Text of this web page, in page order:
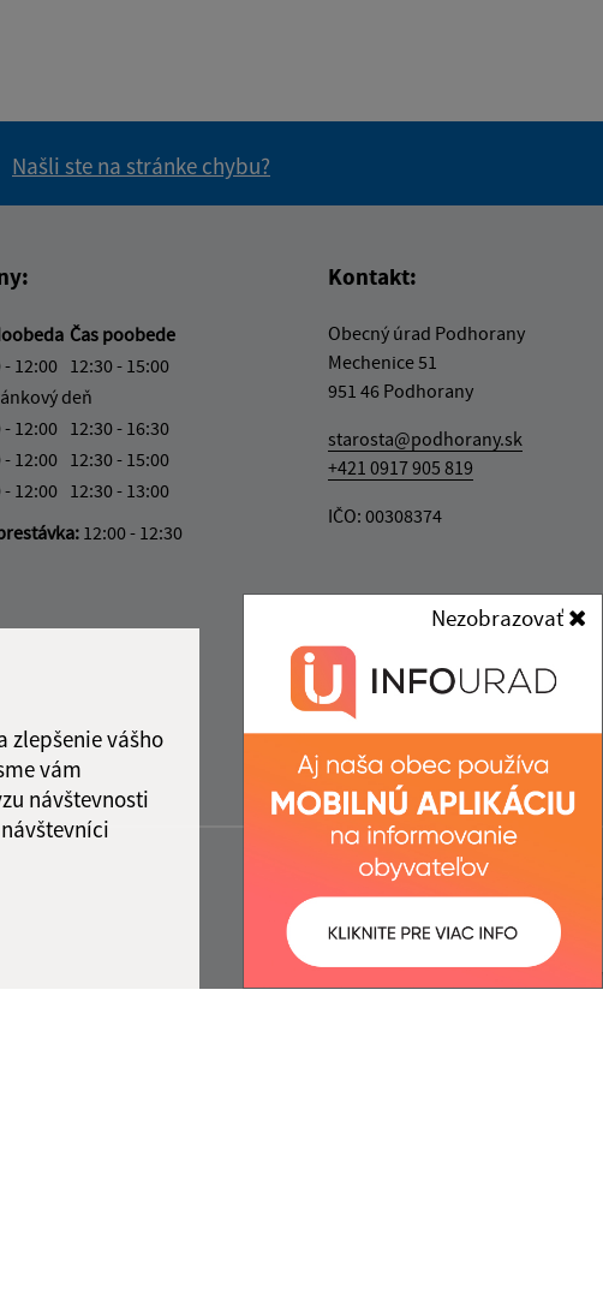
zlepšenie vášho
vám
návštevnosti
Nezobrazovať
Našli ste na stránke chybu?
Čas poobede
- 12:00 12:30 - 15:00
deň
- 12:00 12:30 - 16:30
- 12:00 12:30 - 15:00
- 12:00 12:30 - 13:00
12:00 - 12:30
Kontakt:
Obecný úrad Podhorany
Mechenice 51
951 46 Podhorany
starosta@podhorany.sk
+421 0917 905 819
IČO: 00308374